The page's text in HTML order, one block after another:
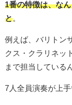
1番の特徴は、な
と
例えば、バリトン
クス・クラリネッ
まで担当している
7人全員演奏が上手